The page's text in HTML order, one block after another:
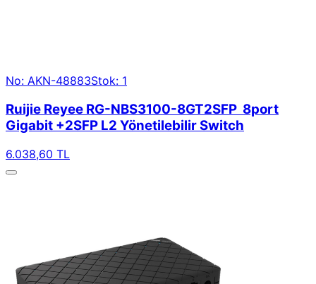
No: AKN-48883Stok: 1
Ruijie Reyee RG-NBS3100-8GT2SFP 8port
Gigabit +2SFP L2 Yönetilebilir Switch
6.038,60 TL